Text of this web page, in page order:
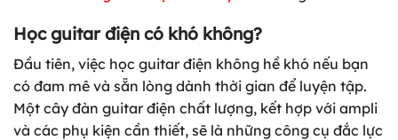
Học guitar điện có khó không?
Đầu tiên, việc học guitar điện không hề khó nếu bạn
có đam mê và sẵn lòng dành thời gian để luyện tập.
Một cây đàn guitar điện chất lượng, kết hợp với ampli
và các phụ kiện cần thiết, sẽ là những công cụ đắc lực